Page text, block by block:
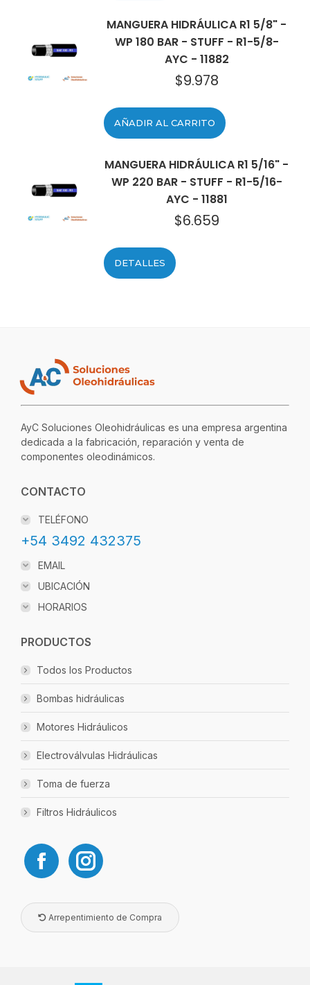
MANGUERA HIDRÁULICA R1 5/8" -
WP 180 BAR - STUFF - R1-5/8-
AYC - 11882
$9.978
AÑADIR AL CARRITO
MANGUERA HIDRÁULICA R1 5/16" -
WP 220 BAR - STUFF - R1-5/16-
AYC - 11881
$6.659
DETALLES
AyC Soluciones Oleohidráulicas es una empresa argentina
dedicada a la fabricación, reparación y venta de
componentes oleodinámicos.
CONTACTO
TELÉFONO
+54 3492 432375
EMAIL
UBICACIÓN
HORARIOS
PRODUCTOS
Todos los Productos
Bombas hidráulicas
Motores Hidráulicos
Electroválvulas Hidráulicas
Toma de fuerza
Filtros Hidráulicos
Arrepentimiento de Compra